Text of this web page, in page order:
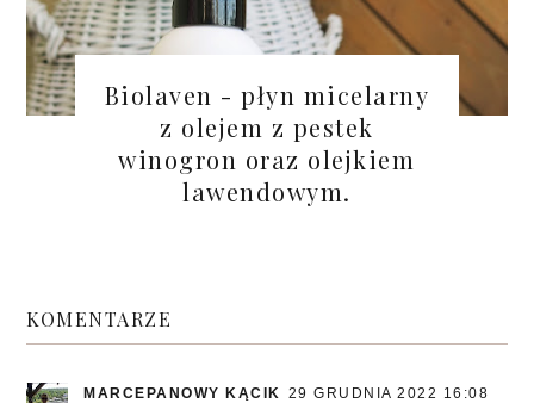
Biolaven - płyn micelarny
z olejem z pestek
winogron oraz olejkiem
lawendowym.
KOMENTARZE
MARCEPANOWY KĄCIK 29 GRUDNIA 2022 16:08